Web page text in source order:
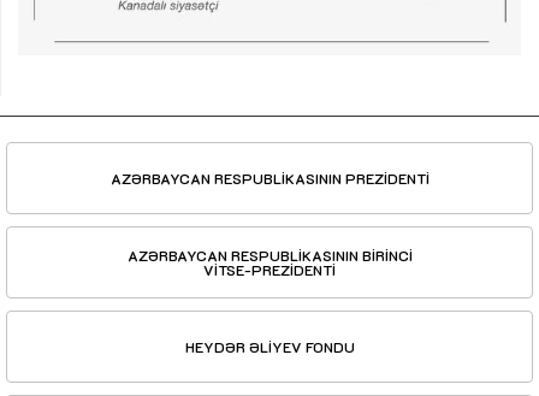
AZƏRBAYCAN RESPUBLİKASININ PREZİDENTİ
AZƏRBAYCAN RESPUBLİKASININ BİRİNCİ
VİTSE-PREZİDENTİ
HEYDƏR ƏLİYEV FONDU